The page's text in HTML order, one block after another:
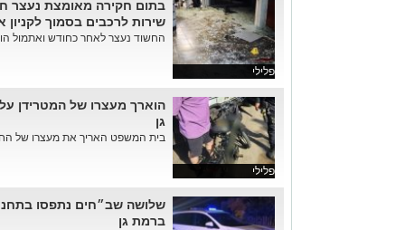
פלילי
בתום חקירה מאומצת נעצר
שירות לרכבים בסמוך לקניון
החשוד נעצר לאחר כחודש ואתמול
פלילי
הוארך מעצרו של המטרידן
גן
בית המשפט האריך את מעצרו של
שלושה שב״חים נתפסו
ברמת גן